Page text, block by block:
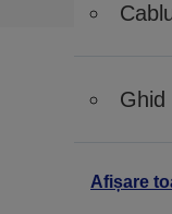
Ghid
Afișare